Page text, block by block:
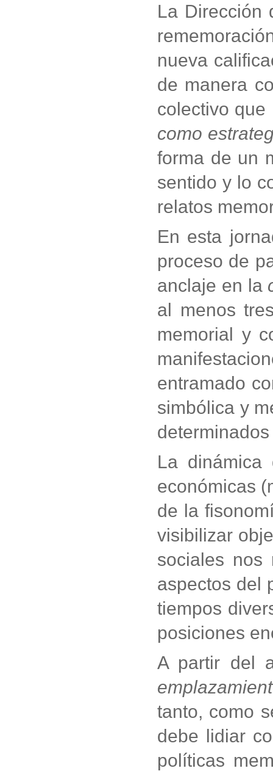
La Dirección
nueva
de manera
colectivo
como
forma de un
sentido y lo
relatos
En esta
proceso de
anclaje en la
al menos
memorial y
entramado
simbólica y
La dinámica
económicas
de la
visibilizar
sociales
aspectos del
tiempos
posiciones
A partir del
tanto, como
debe lidiar
políticas